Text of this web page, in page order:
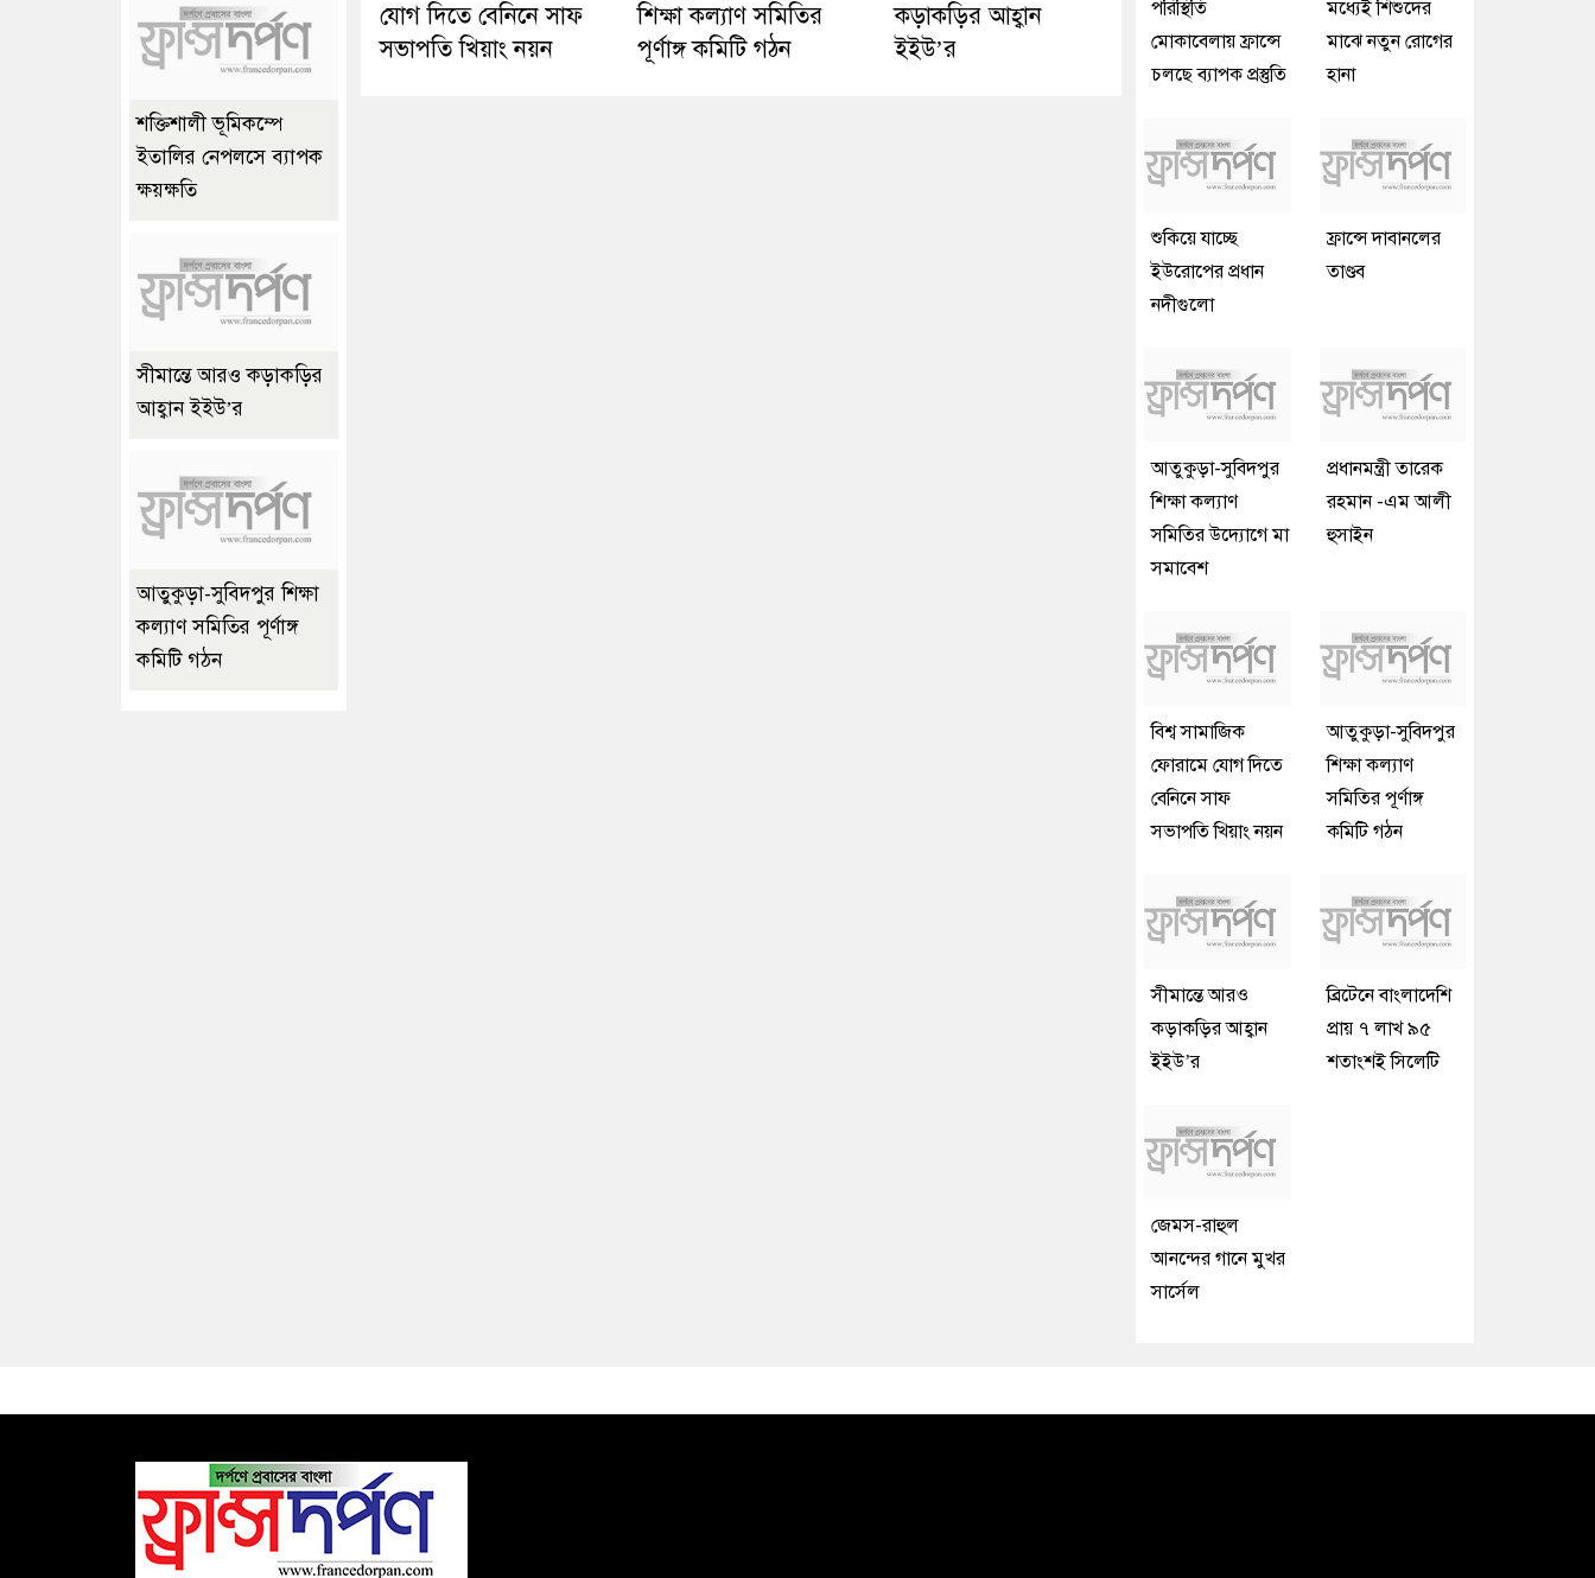
যোগ দিতে বেনিনে সাফ
সভাপতি খিয়াং নয়ন
শিক্ষা কল্যাণ সমিতির
পূর্ণাঙ্গ কমিটি গঠন
কড়াকড়ির আহ্বান
ইইউ’র
শক্তিশালী ভূমিকম্পে
ইতালির নেপলসে ব্যাপক
ক্ষয়ক্ষতি
সীমান্তে আরও কড়াকড়ির
আহ্বান ইইউ’র
আতুকুড়া-সুবিদপুর শিক্ষা
কল্যাণ সমিতির পূর্ণাঙ্গ
কমিটি গঠন
পরিস্থিতি
মোকাবেলায় ফ্রান্সে
চলছে ব্যাপক প্রস্তুতি
মধ্যেই শিশুদের
মাঝে নতুন রোগের
হানা
শুকিয়ে যাচ্ছে
ইউরোপের প্রধান
নদীগুলো
ফ্রান্সে দাবানলের
তাণ্ডব
আতুকুড়া-সুবিদপুর
শিক্ষা কল্যাণ
সমিতির উদ্যোগে মা
সমাবেশ
প্রধানমন্ত্রী তারেক
রহমান -এম আলী
হুসাইন
বিশ্ব সামাজিক
ফোরামে যোগ দিতে
বেনিনে সাফ
সভাপতি খিয়াং নয়ন
আতুকুড়া-সুবিদপুর
শিক্ষা কল্যাণ
সমিতির পূর্ণাঙ্গ
কমিটি গঠন
সীমান্তে আরও
কড়াকড়ির আহ্বান
ইইউ’র
ব্রিটেনে বাংলাদেশি
প্রায় ৭ লাখ ৯৫
শতাংশই সিলেটি
জেমস-রাহুল
আনন্দের গানে মুখর
সার্সেল